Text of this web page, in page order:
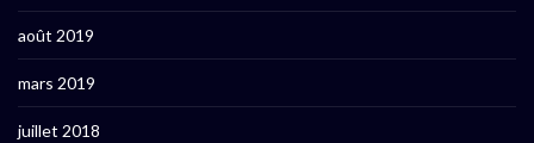
août 2019
mars 2019
juillet 2018